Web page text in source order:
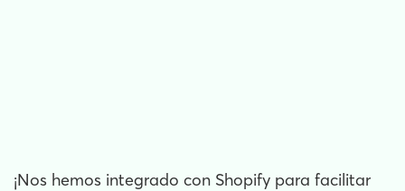
¡Nos hemos integrado con Shopify para facilitar